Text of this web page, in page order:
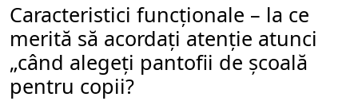
Caracteristici funcționale – la ce
merită să acordați atenție atunci
„când alegeți pantofii de școală
pentru copii?